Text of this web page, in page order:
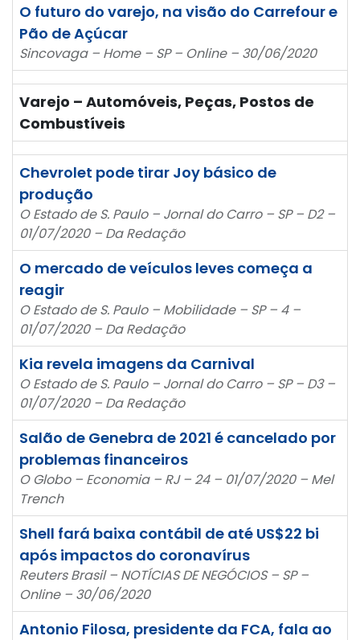
O futuro do varejo, na visão do Carrefour e
Pão de Açúcar
Sincovaga – Home – SP – Online – 30/06/2020
Varejo – Automóveis, Peças, Postos de
Combustíveis
Chevrolet pode tirar Joy básico de
produção
O Estado de S. Paulo – Jornal do Carro – SP – D2 –
01/07/2020 – Da Redação
O mercado de veículos leves começa a
reagir
O Estado de S. Paulo – Mobilidade – SP – 4 –
01/07/2020 – Da Redação
Kia revela imagens da Carnival
O Estado de S. Paulo – Jornal do Carro – SP – D3 –
01/07/2020 – Da Redação
Salão de Genebra de 2021 é cancelado por
problemas financeiros
O Globo – Economia – RJ – 24 – 01/07/2020 – Mel
Trench
Shell fará baixa contábil de até US$22 bi
após impactos do coronavírus
Reuters Brasil – NOTÍCIAS DE NEGÓCIOS – SP –
Online – 30/06/2020
Antonio Filosa, presidente da FCA, fala ao